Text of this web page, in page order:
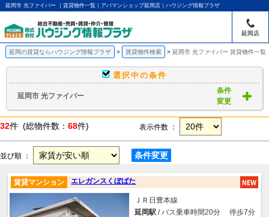
延岡市 光ファイバー ｜賃貸物件一覧｜アパマンショップ延岡店｜ハウジング情報プラザ
延岡店
延岡の賃貸ならハウジング情報プラザ 賃貸物件検索 延岡市 光ファイバー 賃貸物件一覧
選択中の条件
延岡市 光ファイバー
条件
変更
32件 (総物件数： 68件) 表示件数 ：
並び順 ： 条件変更
エレガンスくぼばた
賃貸マンション
ＪＲ日豊本線
延岡駅 / バス乗車時間20分 停歩7分